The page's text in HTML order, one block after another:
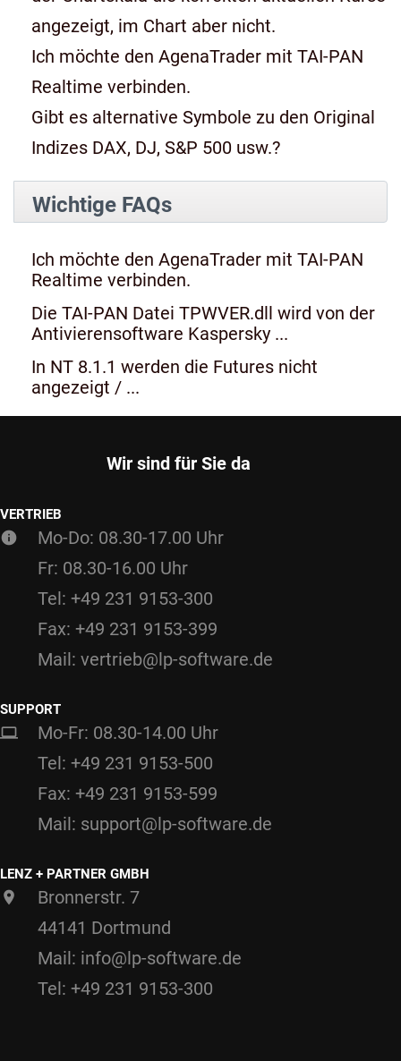
angezeigt, im Chart aber nicht.
Ich möchte den AgenaTrader mit TAI-PAN
Realtime verbinden.
Gibt es alternative Symbole zu den Original
Indizes DAX, DJ, S&P 500 usw.?
Wichtige FAQs
Ich möchte den AgenaTrader mit TAI-PAN
Realtime verbinden.
Die TAI-PAN Datei TPWVER.dll wird von der
Antivierensoftware Kaspersky ...
In NT 8.1.1 werden die Futures nicht
angezeigt / ...
Wir sind für Sie da
VERTRIEB
Mo-Do: 08.30-17.00 Uhr
Fr: 08.30-16.00 Uhr
Tel: +49 231 9153-300
Fax: +49 231 9153-399
Mail: vertrieb@lp-software.de
SUPPORT
Mo-Fr: 08.30-14.00 Uhr
Tel: +49 231 9153-500
Fax: +49 231 9153-599
Mail: support@lp-software.de
LENZ + PARTNER GMBH
Bronnerstr. 7
44141 Dortmund
Mail: info@lp-software.de
Tel: +49 231 9153-300